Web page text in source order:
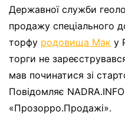
Державної служби
продажу спеціального
торфу родовища Мак у
торги не
мав починатися зі
Повідомляє
«Прозорро.Продажі».